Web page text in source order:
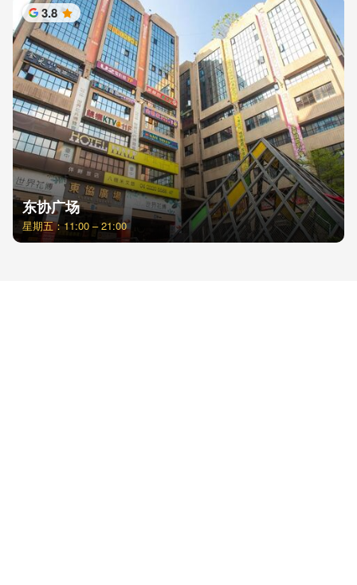
3.8 星
东协广场
星期五：11:00 – 21:00